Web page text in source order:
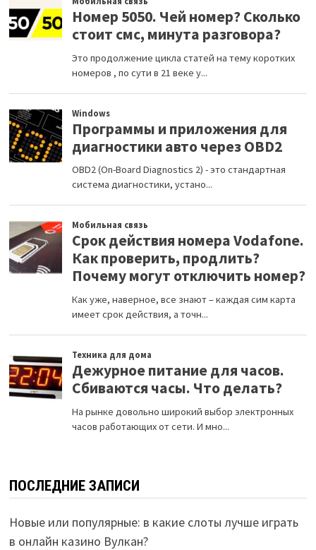
ПОСЛЕДНИЕ ЗАПИСИ
Новые или популярные: в какие слоты лучше играть
в онлайн казино Вулкан?